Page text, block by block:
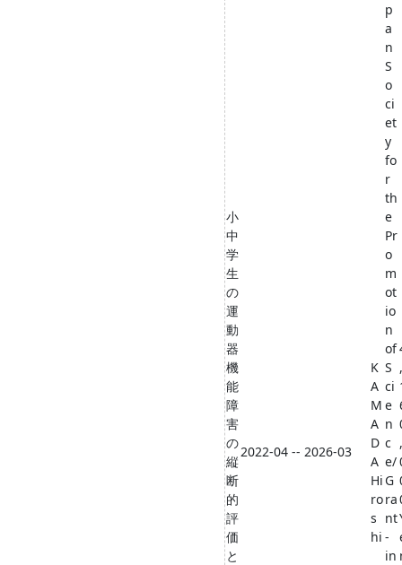
小
中
学
生
の
運
動
器
機
能
障
害
の
縦
断
的
評
価
と
2022-04 -- 2026-03
K
A
M
A
D
A
Hi
ro
s
hi
p
a
n
S
o
ci
et
y
fo
r
th
e
Pr
o
m
ot
io
n
of
S
ci
e
n
c
e/
G
ra
nt
-
in
,
,